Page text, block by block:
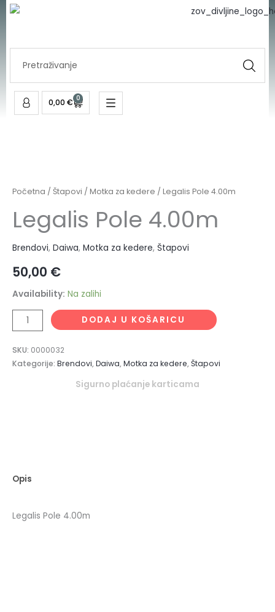
Skip
0,00 € 0
Cart
Početna / Štapovi / Motka za kedere / Legalis Pole 4.00m
Legalis Pole 4.00m
Brendovi, Daiwa, Motka za kedere, Štapovi
50,00 €
Availability: Na zalihi
4.00m
DODAJ U KOŠARICU
SKU: 0000032
Kategorije: Brendovi,Daiwa,Motka za kedere,Štapovi
Sigurno plaćanje karticama
Opis
Legalis Pole 4.00m
količina